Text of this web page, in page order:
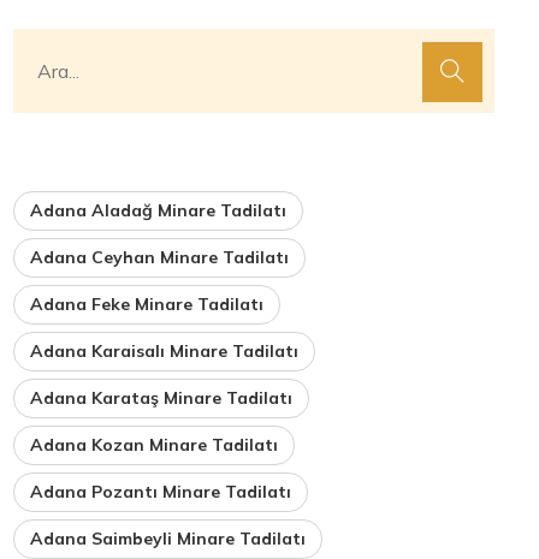
Adana Aladağ Minare Tadilatı
Adana Ceyhan Minare Tadilatı
Adana Feke Minare Tadilatı
Adana Karaisalı Minare Tadilatı
Adana Karataş Minare Tadilatı
Adana Kozan Minare Tadilatı
Adana Pozantı Minare Tadilatı
Adana Saimbeyli Minare Tadilatı